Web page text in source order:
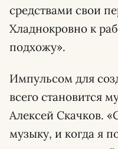
средствами свои
Хладнокровно к
подхожу».
Импульсом для
всего становится
Алексей Скачков.
музыку, и когда я